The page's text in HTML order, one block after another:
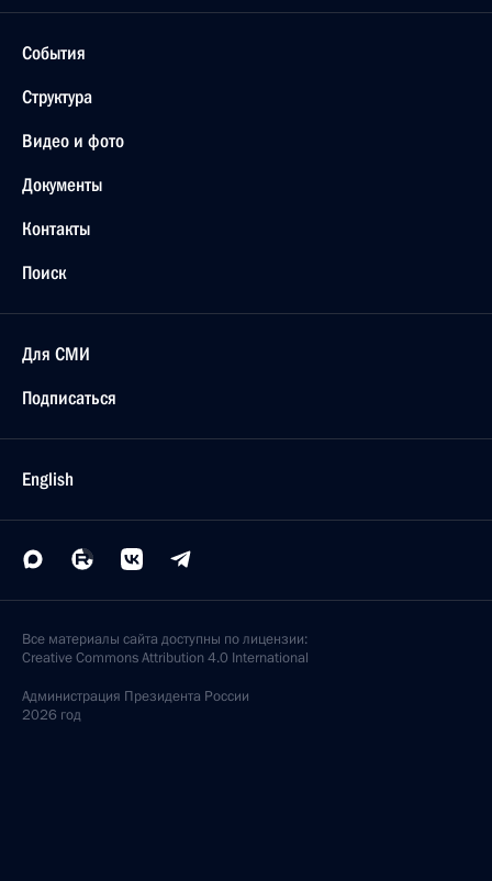
События
Структура
Видео и фото
Документы
Контакты
Поиск
Для СМИ
Подписаться
English
Все материалы сайта доступны по лицензии:
Creative Commons Attribution 4.0 International
Администрация Президента России
2026 год